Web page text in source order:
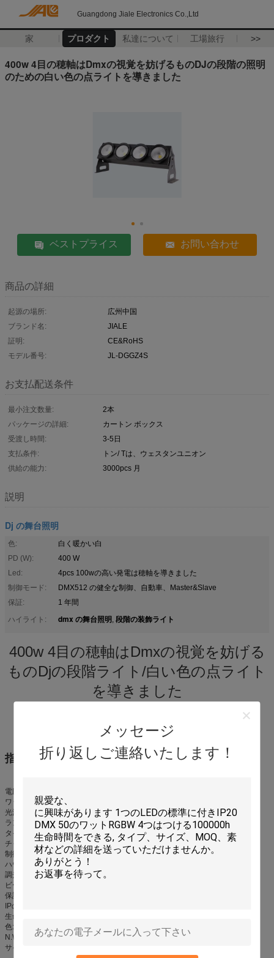
Guangdong Jiale Electronics Co.,Ltd
家 プロダクト 私達について 工場旅行 >>
メッセージ
折り返しご連絡いたします！
400w 4目の穂軸はDmxの視覚を妨げるものDJの段階の照明
のための白い色の点ライトを導きました
ベストプライス お問い合わせ
商品の詳細
起源の場所:
広州中国
ブランド名:
JIALE
証明:
CE&RoHS
モデル番号:
JL-DGGZ4S
お支払配送条件
最小注文数量:
2本
パッケージの詳細:
カートン ボックス
受渡し時間:
3-5日
支払条件:
トン/ Tは、ウェスタンユニオン
供給の能力:
3000pcs 月
説明
Dj の舞台照明
色:
白く暖かい白
PD (W):
400 W
Led:
4pcs 100wの高い発電は穂軸を導きました
制御モード:
DMX512 の健全な制御、自動車、Master&Slave
保証:
1 年間
ハイライト:
dmx の舞台照明, 段階の装飾ライト
400w 4目の穂軸はDmxの視覚を妨げる
ものDjの段階ライト/白い色の点ライト
を導きました
指定:
電圧:AC100-240V、50/60Hz
ワット:440W
光源:4pcs*100W 2in1はWAを導きました
ランプの光束（lm）:6000IM
タイプ:点ライト
チャネル:6CH
制御:DMX512のマスター スレーブ、健全な能動態、自動モード
ハウジング材料:プラスチック
調光器:0-100%はさみ金の調光器
ビーム角:30degree
保証:2年
IPの評価:IP20
生命時間:50000H
色:暖かい色
N.W:3.5Kg、G.W:4Kg
サイズ（mm）:320x390x220mm